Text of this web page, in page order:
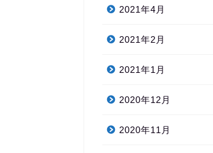
2021年4月
2021年2月
2021年1月
2020年12月
2020年11月